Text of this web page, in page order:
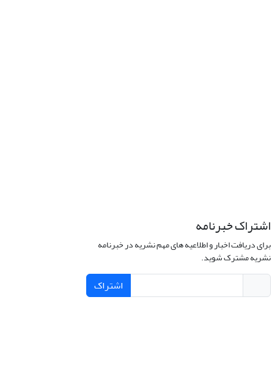
اشتراک خبرنامه
برای دریافت اخبار و اطلاعیه های مهم نشریه در خبرنامه
نشریه مشترک شوید.
اشتراک